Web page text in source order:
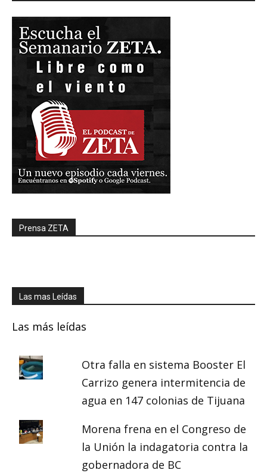
Prensa ZETA
Las mas Leídas
Las más leídas
Otra falla en sistema Booster El
Carrizo genera intermitencia de
agua en 147 colonias de Tijuana
Morena frena en el Congreso de
la Unión la indagatoria contra la
gobernadora de BC